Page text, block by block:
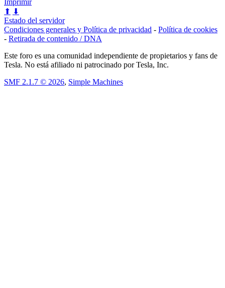
Imprimir
⬆ ⬇
Estado del servidor
Condiciones generales y Política de privacidad - Política de cookies
- Retirada de contenido / DNA
Este foro es una comunidad independiente de propietarios y fans de
Tesla. No está afiliado ni patrocinado por Tesla, Inc.
SMF 2.1.7 © 2026, Simple Machines